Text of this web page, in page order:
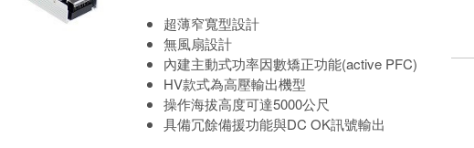
超薄窄寬型設計
無風扇設計
內建主動式功率因數矯正功能(active PFC)
HV款式為高壓輸出機型
操作海拔高度可達5000公尺
具備冗餘備援功能與DC OK訊號輸出